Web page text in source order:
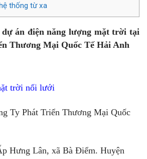
thống từ xa
án điện năng lượng mặt trời tại
Thương Mại Quốc Tế Hải Anh
trời nối lưới
Ty Phát Triển Thương Mại Quốc
Hưng Lân, xã Bà Điểm. Huyện